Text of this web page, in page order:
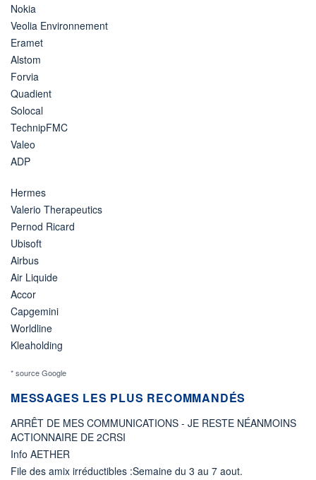
Nokia
Veolia Environnement
Eramet
Alstom
Forvia
Quadient
Solocal
TechnipFMC
Valeo
ADP
Hermes
Valerio Therapeutics
Pernod Ricard
Ubisoft
Airbus
Air Liquide
Accor
Capgemini
Worldline
Kleaholding
* source Google
MESSAGES LES PLUS RECOMMANDÉS
ARRÊT DE MES COMMUNICATIONS - JE RESTE NÉANMOINS
ACTIONNAIRE DE 2CRSI
Info AETHER
File des amix irréductibles :Semaine du 3 au 7 aout.